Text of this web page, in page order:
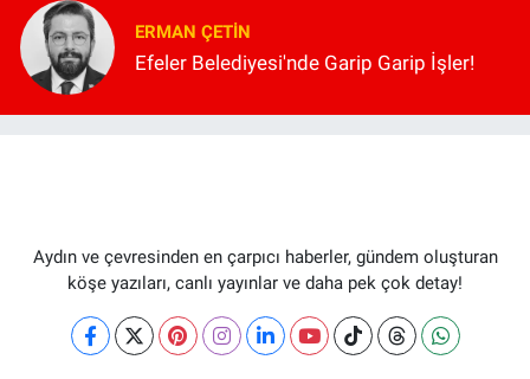
ERMAN ÇETIN
Efeler Belediyesi'nde Garip Garip İşler!
Aydın ve çevresinden en çarpıcı haberler, gündem oluşturan
köşe yazıları, canlı yayınlar ve daha pek çok detay!